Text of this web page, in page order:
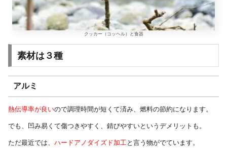
クッカー（コッヘル）と食器
素材は３種
アルミ
熱伝導率が良いので調理時間が短くて済み、燃料の節約になります。
でも、凹み易くて傷つきやすく、錆びやすいというデメリットも。
ただ最近では、 ハードアノダイズド加工と言う物がでています。